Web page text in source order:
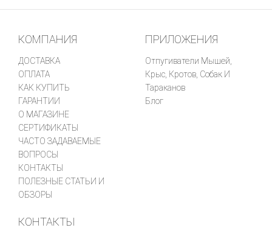
КОМПАНИЯ
ДОСТАВКА
ОПЛАТА
КАК КУПИТЬ
ГАРАНТИИ
О МАГАЗИНЕ
СЕРТИФИКАТЫ
ЧАСТО ЗАДАВАЕМЫЕ
ВОПРОСЫ
КОНТАКТЫ
ПОЛЕЗНЫЕ СТАТЬИ И
ОБЗОРЫ
ПРИЛОЖЕНИЯ
Отпугиватели Мышей,
Крыс, Кротов, Собак И
Тараканов
Блог
КОНТАКТЫ